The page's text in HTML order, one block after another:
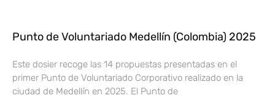
Punto de Voluntariado Medellín (Colombia) 2025
Este dosier recoge las 14 propuestas presentadas en el
primer Punto de Voluntariado Corporativo realizado en la
ciudad de Medellín en 2025. El Punto de